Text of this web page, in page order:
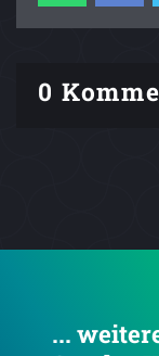
0
...